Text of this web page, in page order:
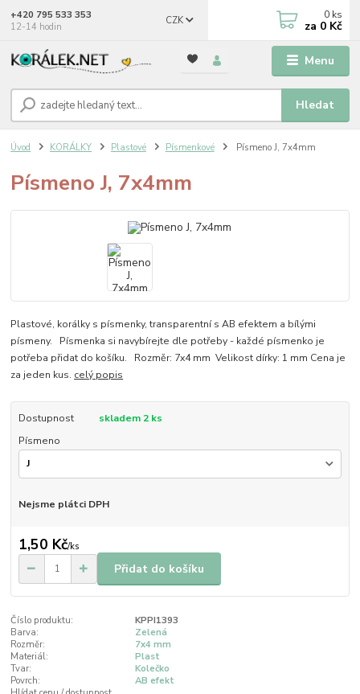
Menu
CZK
Hledat
+420 795 533 353
12-14 hodin
0 ks
za 0 Kč
Úvod KORÁLKY Plastové Písmenkové Písmeno J, 7x4mm
Písmeno J, 7x4mm
Plastové, korálky s písmenky, transparentní s AB efektem a bílými
písmeny. Písmenka si navybírejte dle potřeby - každé písmenko je
potřeba přidat do košíku. Rozměr: 7x4 mm Velikost dírky: 1 mm Cena je
za jeden kus. celý popis
Dostupnost
skladem 2 ks
Písmeno
Nejsme plátci DPH
1,50 Kč/ks
Přidat do košíku
Číslo produktu:
KPPI1393
Barva:
Zelená
Rozměr:
7x4 mm
Materiál:
Plast
Tvar:
Kolečko
Povrch:
AB efekt